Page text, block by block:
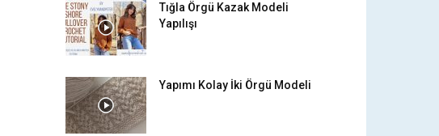
Tığla Örgü Kazak Modeli
Yapılışı
Yapımı Kolay İki Örgü Modeli